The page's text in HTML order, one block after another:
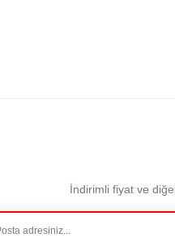
İndirimli fiyat ve